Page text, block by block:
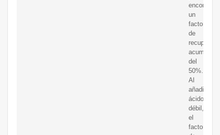
un
factor
de
acumulado
del
50%.
Al
añadir
ácido
débil,
el
factor